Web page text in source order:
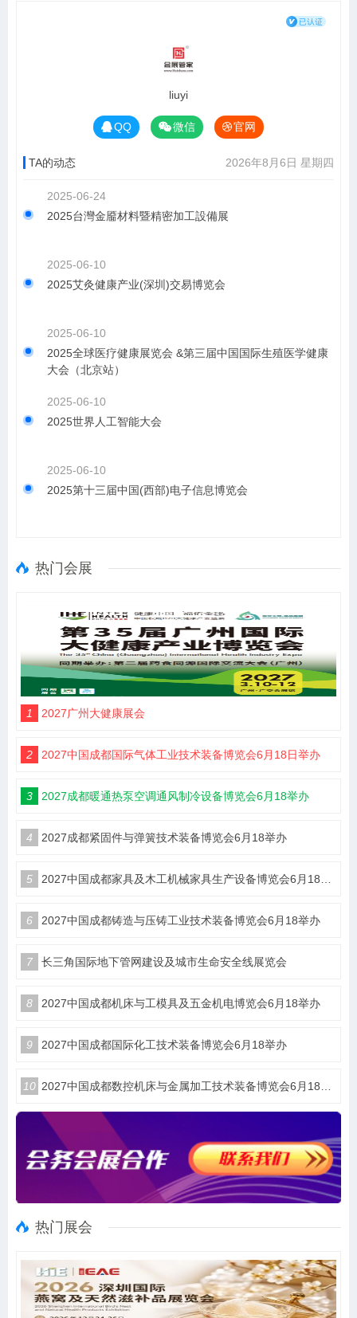
liuyi
QQ 微信 官网
TA的动态 2026年8月6日 星期四
2025-06-24
2025台灣金靥材料暨精密加工設備展
2025-06-10
2025艾灸健康产业(深圳)交易博览会
2025-06-10
2025全球医疗健康展览会 &第三届中国国际生殖医学健康
大会（北京站）
2025-06-10
2025世界人工智能大会
2025-06-10
2025第十三届中国(西部)电子信息博览会
热门会展
1 2027广州大健康展会
2 2027中国成都国际气体工业技术装备博览会6月18日举办
3 2027成都暖通热泵空调通风制冷设备博览会6月18举办
4 2027成都紧固件与弹簧技术装备博览会6月18举办
5 2027中国成都家具及木工机械家具生产设备博览会6月18举办
6 2027中国成都铸造与压铸工业技术装备博览会6月18举办
7 长三角国际地下管网建设及城市生命安全线展览会
8 2027中国成都机床与工模具及五金机电博览会6月18举办
9 2027中国成都国际化工技术装备博览会6月18举办
10 2027中国成都数控机床与金属加工技术装备博览会6月18举办
热门展会